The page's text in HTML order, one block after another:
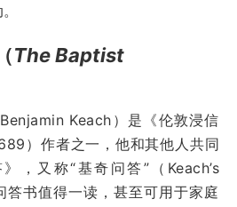
The Baptist
Keach）是《伦敦浸信
）作者之一，他和其他人共同
，又称“基奇问答”（Keach’s
书值得一读，甚至可用于家庭